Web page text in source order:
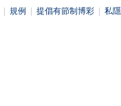
規例 提倡有節制博彩 私